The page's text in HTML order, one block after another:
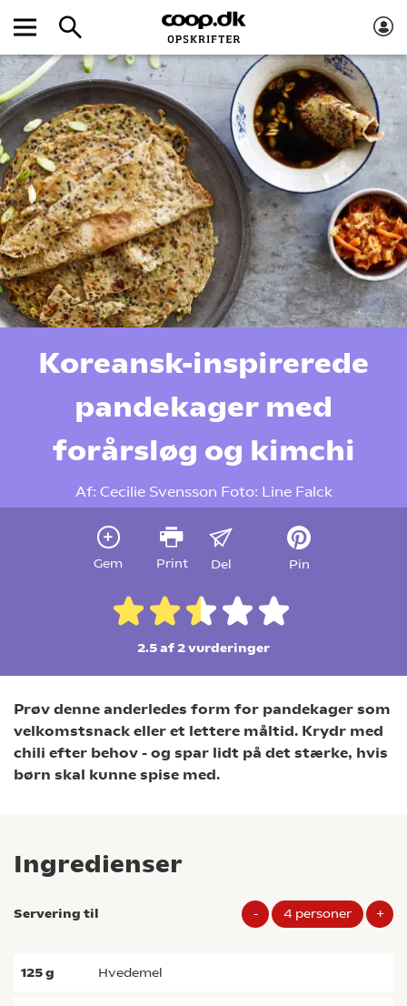
Koreansk-inspirerede
pandekager med
forårsløg og kimchi
Af: Cecilie Svensson Foto: Line Falck
Gem Print Del Pin
2.5 af 2vurderinger
Prøv denne anderledes form for pandekager som
velkomstsnack eller et lettere måltid. Krydr med
chili efter behov - og spar lidt på det stærke, hvis
børn skal kunne spise med.
Ingredienser
Servering til - 4 personer +
125g hvedemel